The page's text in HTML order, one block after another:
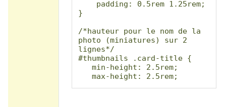
}
/*hauteur pour le nom de la
photo (miniatures) sur 2
lignes*/
#thumbnails .card-title {